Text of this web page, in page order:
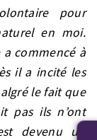
pour
en moi.
a commencé à
il a incité les
le fait que
pas ils n’ont
devenu un